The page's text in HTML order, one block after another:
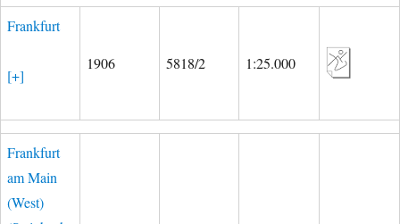
Frankfurt
[+]
1906 5818/2 1:25.000
Frankfurt
am Main
(West)